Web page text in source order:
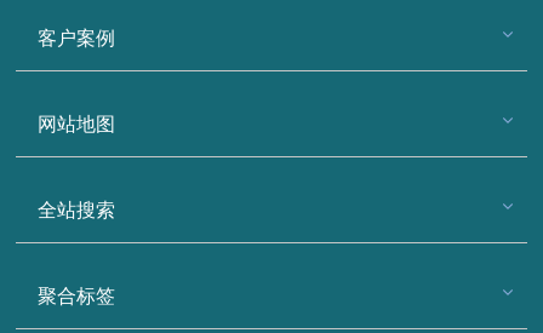
客户案例
网站地图
全站搜索
聚合标签